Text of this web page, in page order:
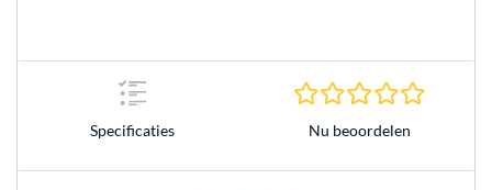
Specificaties Nu beoordelen